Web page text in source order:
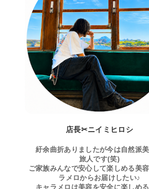
店長✂ニイミヒロシ
紆余曲折ありましたが今は自然派
旅人です(笑)
ご家族みんなで安心して楽しめる美
ラメロからお届けしたい♪
キャラメロは美容を安全に楽しめ